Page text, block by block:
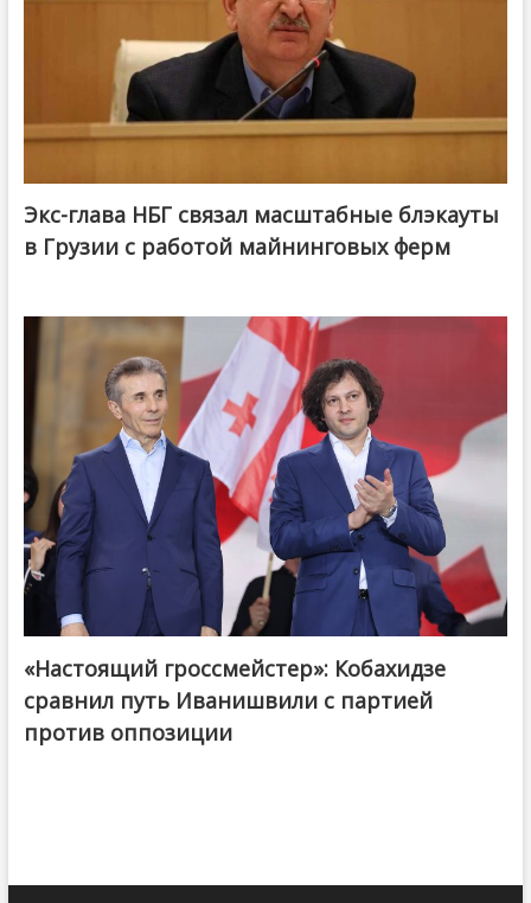
Экс-глава НБГ связал масштабные блэкауты
в Грузии с работой майнинговых ферм
@ქართული ოცნება / Georgian Dream
«Настоящий гроссмейстер»: Кобахидзе
сравнил путь Иванишвили с партией
против оппозиции